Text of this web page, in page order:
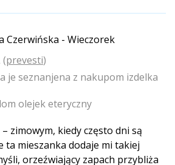
Czerwińska - Wieczorek
(prevesti)
je seznanjena z nakupom izdelka
olejek eteryczny
zimowym, kiedy często dni są
ta mieszanka dodaje mi takiej
orzeźwiający zapach przybliża